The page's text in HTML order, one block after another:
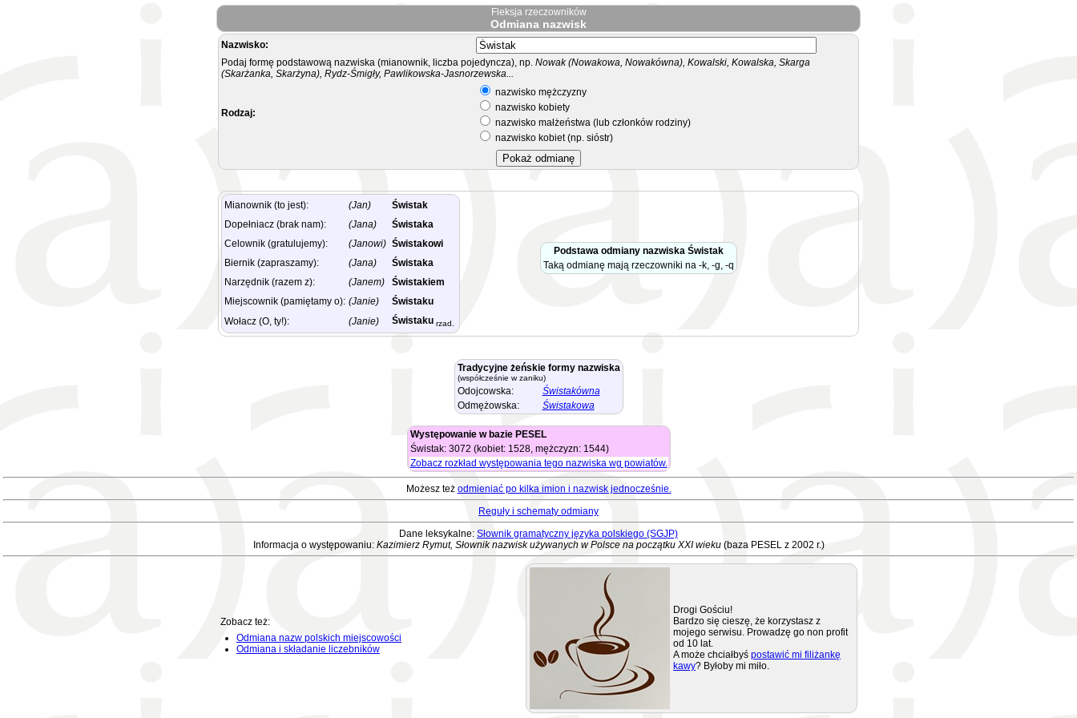
Fleksja rzeczowników
Odmiana nazwisk
Nazwisko:
Podaj formę podstawową nazwiska (mianownik, liczba pojedyncza), np. Nowak (Nowakowa, Nowakówna), Kowalski, Kowalska, Skarga
(Skarżanka, Skarżyna), Rydz-Śmigły, Pawlikowska-Jasnorzewska...
Rodzaj:
nazwisko mężczyzny
nazwisko kobiety
nazwisko małżeństwa (lub członków rodziny)
nazwisko kobiet (np. sióstr)
Mianownik (to jest): (Jan)
Świstak
Dopełniacz (brak nam):
(Jana)
Świstaka
Celownik (gratulujemy):
(Janowi) Świstakowi
Biernik (zapraszamy):
(Jana)
Świstaka
Narzędnik (razem z):
(Janem)
Świstakiem
Miejscownik (pamiętamy o): (Janie)
Świstaku
Wołacz (O, ty!):
(Janie) Świstaku rzad.
Podstawa odmiany nazwiska Świstak
Taką odmianę mają rzeczowniki na -k, -g, -q
Tradycyjne żeńskie formy nazwiska
(współcześnie w zaniku)
Odojcowska:
Świstakówna
Odmężowska:
Świstakowa
Występowanie w bazie PESEL
Świstak: 3072 (kobiet: 1528, mężczyzn: 1544)
Zobacz rozkład występowania tego nazwiska wg powiatów.
Możesz też odmieniać po kilka imion i nazwisk jednocześnie.
Reguły i schematy odmiany
Dane leksykalne: Słownik gramatyczny języka polskiego (SGJP)
Informacja o występowaniu: Kazimierz Rymut, Słownik nazwisk używanych w Polsce na początku XXI wieku(baza PESEL z 2002 r.)
Zobacz też:
Odmiana nazw polskich miejscowości
Odmiana i składanie liczebników
Drogi Gościu!
Bardzo się cieszę, że korzystasz z
mojego serwisu. Prowadzę go non profit
od 10 lat.
A może chciałbyś postawić mi filiżankę
kawy? Byłoby mi miło.